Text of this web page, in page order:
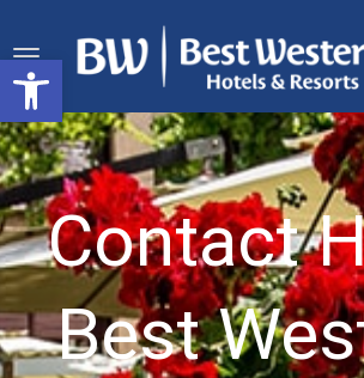
Deschide bara de unelte
Contact
Best